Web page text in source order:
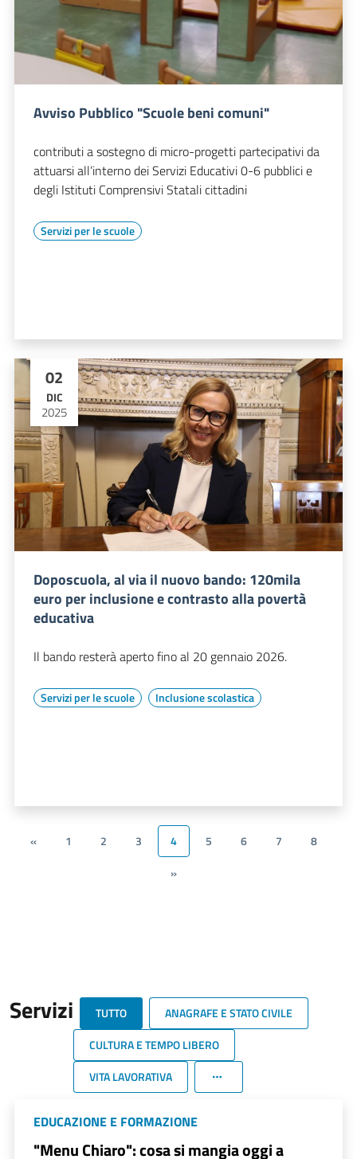
Avviso Pubblico "Scuole beni comuni"
contributi a sostegno di micro-progetti partecipativi da
attuarsi all’interno dei Servizi Educativi 0-6 pubblici e
degli Istituti Comprensivi Statali cittadini
Servizi per le scuole
02
DIC
2025
Doposcuola, al via il nuovo bando: 120mila
euro per inclusione e contrasto alla povertà
educativa
Il bando resterà aperto fino al 20 gennaio 2026.
Servizi per le scuole Inclusione scolastica
« 1 2 3 4 5 6 7
8
»
Servizi TUTTO
ANAGRAFE E STATO CIVILE
CULTURA E TEMPO LIBERO
VITA LAVORATIVA
EDUCAZIONE E FORMAZIONE
"Menu Chiaro": cosa si mangia oggi a